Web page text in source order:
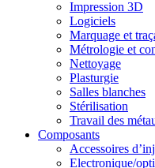
Impression 3D
Logiciels
Marquage et
Métrologie et
Nettoyage
Plasturgie
Salles blanches
Stérilisation
Travail des
Composants
Accessoires
Electronique/